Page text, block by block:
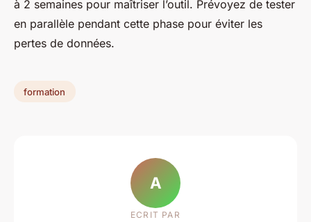
à 2 semaines pour maîtriser l’outil. Prévoyez de tester
en parallèle pendant cette phase pour éviter les
pertes de données.
formation
A
ECRIT PAR